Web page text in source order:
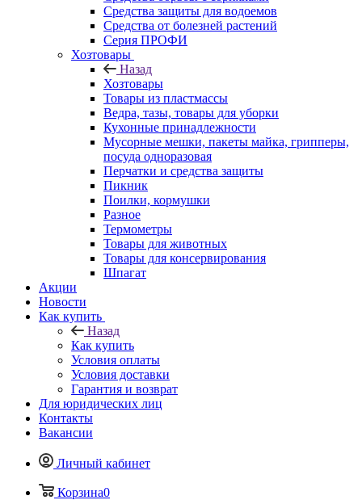
Средства защиты для водоемов
Средства от болезней растений
Серия ПРОФИ
Хозтовары
Назад
Хозтовары
Товары из пластмассы
Ведра, тазы, товары для уборки
Кухонные принадлежности
Мусорные мешки, пакеты майка, грипперы,
посуда одноразовая
Перчатки и средства защиты
Пикник
Поилки, кормушки
Разное
Термометры
Товары для животных
Товары для консервирования
Шпагат
Акции
Новости
Как купить
Назад
Как купить
Условия оплаты
Условия доставки
Гарантия и возврат
Для юридических лиц
Контакты
Вакансии
Личный кабинет
Корзина0